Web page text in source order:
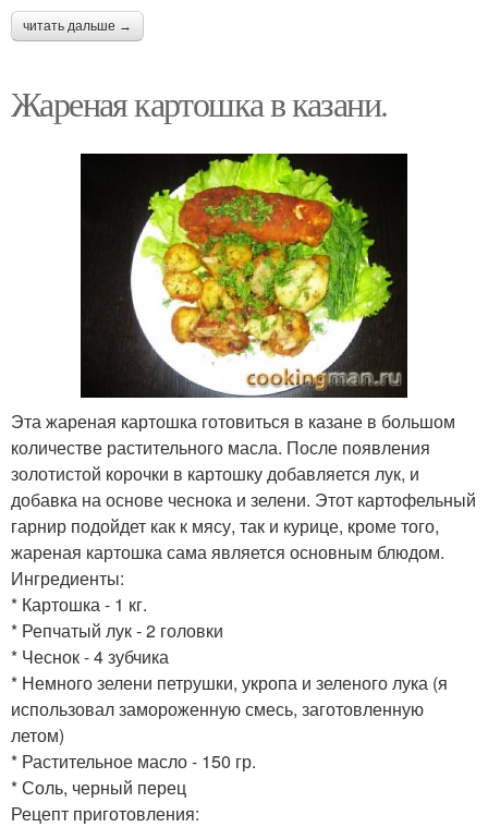
читать дальше →
Жареная картошка в казани.
Эта жареная картошка готовиться в казане в большом
количестве растительного масла. После появления
золотистой корочки в картошку добавляется лук, и
добавка на основе чеснока и зелени. Этот картофельный
гарнир подойдет как к мясу, так и курице, кроме того,
жареная картошка сама является основным блюдом.
Ингредиенты:
* Картошка - 1 кг.
* Репчатый лук - 2 головки
* Чеснок - 4 зубчика
* Немного зелени петрушки, укропа и зеленого лука (я
использовал замороженную смесь, заготовленную
летом)
* Растительное масло - 150 гр.
* Соль, черный перец
Рецепт приготовления: